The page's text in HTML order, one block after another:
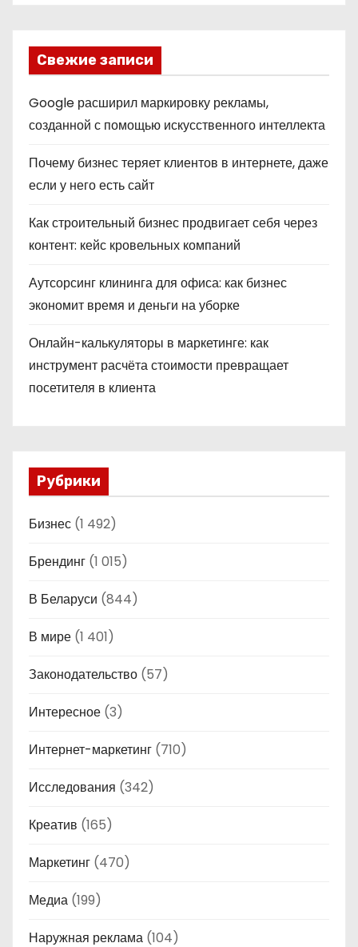
Свежие записи
Google расширил маркировку рекламы,
созданной с помощью искусственного интеллекта
Почему бизнес теряет клиентов в интернете, даже
если у него есть сайт
Как строительный бизнес продвигает себя через
контент: кейс кровельных компаний
Аутсорсинг клининга для офиса: как бизнес
экономит время и деньги на уборке
Онлайн-калькуляторы в маркетинге: как
инструмент расчёта стоимости превращает
посетителя в клиента
Рубрики
Бизнес (1 492)
Брендинг (1 015)
В Беларуси (844)
В мире (1 401)
Законодательство (57)
Интересное (3)
Интернет-маркетинг (710)
Исследования (342)
Креатив (165)
Маркетинг (470)
Медиа (199)
Наружная реклама (104)